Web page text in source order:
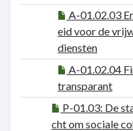
A-01.02.03
eid voor de
diensten
A-01.02.04
transparant
P-01.03: De
cht om sociale